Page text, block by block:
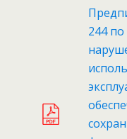
244